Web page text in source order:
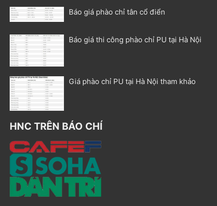
Báo giá phào chỉ tân cổ điển
Báo giá thi công phào chỉ PU tại Hà Nội
Giá phào chỉ PU tại Hà Nội tham khảo
HNC TRÊN BÁO CHÍ